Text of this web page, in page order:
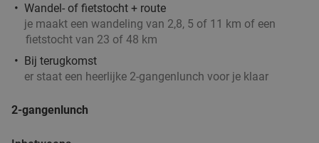
Wandel- of fietstocht + route
je maakt een wandeling van 2,8, 5 of 11 km of een
fietstocht van 23 of 48 km
Bij terugkomst
er staat een heerlijke 2-gangenlunch voor je klaar
2-gangenlunch